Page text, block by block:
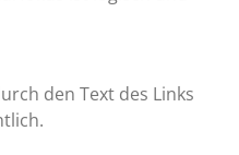
den Text des Links